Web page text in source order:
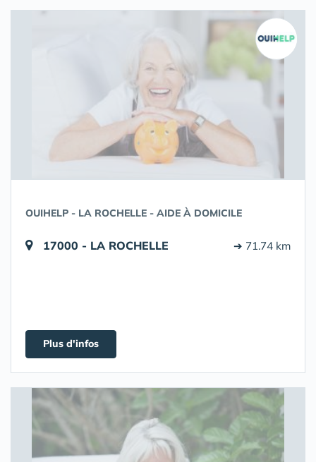
OUIHELP - LA ROCHELLE - AIDE À DOMICILE
17000 - LA ROCHELLE ➔ 71.74 km
Plus d'infos